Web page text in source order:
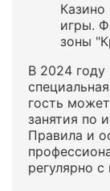
Казино
игры.
зоны
В 2024 году
гость
занятия по
Правила и
регулярно с